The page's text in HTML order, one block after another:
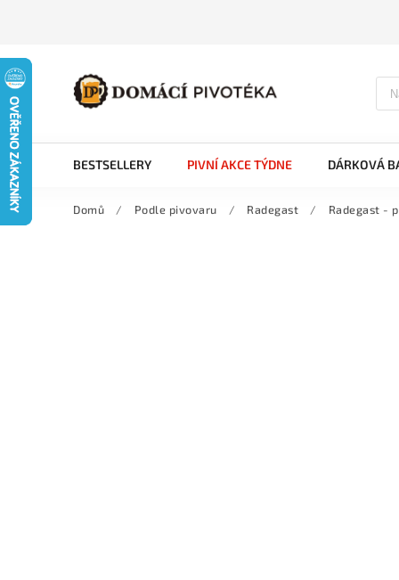
BESTSELLERY PIVNÍ AKCE TÝDNE DÁRKOVÁ
Domů / Podle pivovaru / Radegast / Radegast -